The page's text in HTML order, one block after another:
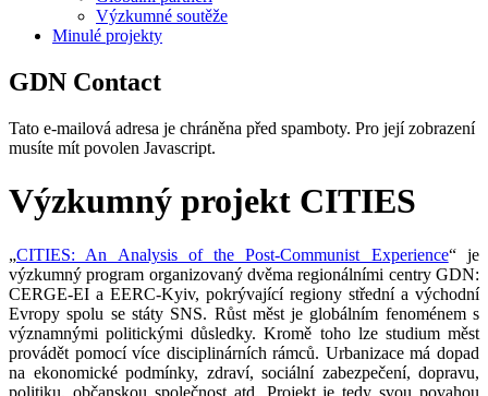
Výzkumné soutěže
Minulé projekty
GDN Contact
Tato e-mailová adresa je chráněna před spamboty. Pro její zobrazení
musíte mít povolen Javascript.
Výzkumný projekt CITIES
„CITIES: An Analysis of the Post-Communist Experience“ je
výzkumný program organizovaný dvěma regionálními centry GDN:
CERGE-EI a EERC-Kyiv, pokrývající regiony střední a východní
Evropy spolu se státy SNS. Růst měst je globálním fenoménem s
významnými politickými důsledky. Kromě toho lze studium měst
provádět pomocí více disciplinárních rámců. Urbanizace má dopad
na ekonomické podmínky, zdraví, sociální zabezpečení, dopravu,
politiku, občanskou společnost atd. Projekt je tedy svou povahou